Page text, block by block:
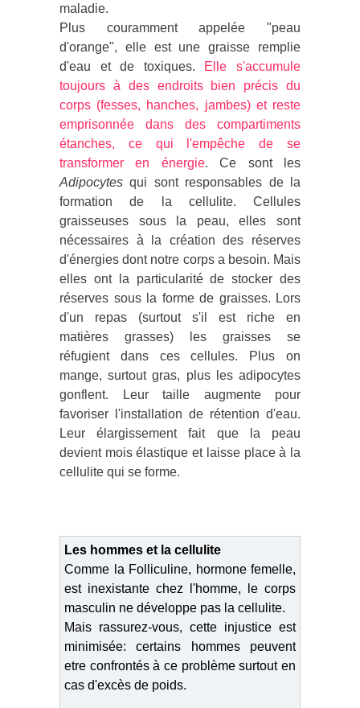
maladie.
Plus couramment appelée "peau
d'orange", elle est une graisse remplie
d'eau et de toxiques. Elle s'accumule
toujours à des endroits bien précis du
corps (fesses, hanches, jambes) et reste
emprisonnée dans des compartiments
étanches, ce qui l'empêche de se
transformer en énergie. Ce sont les
Adipocytes qui sont responsables de la
formation de la cellulite. Cellules
graisseuses sous la peau, elles sont
nécessaires à la création des réserves
d'énergies dont notre corps a besoin. Mais
elles ont la particularité de stocker des
réserves sous la forme de graisses. Lors
d'un repas (surtout s'il est riche en
matières grasses) les graisses se
réfugient dans ces cellules. Plus on
mange, surtout gras, plus les adipocytes
gonflent. Leur taille augmente pour
favoriser l'installation de rétention d'eau.
Leur élargissement fait que la peau
devient mois élastique et laisse place à la
cellulite qui se forme.
Les hommes et la cellulite
Comme la Folliculine, hormone femelle,
est inexistante chez l'homme, le corps
masculin ne développe pas la cellulite.
Mais rassurez-vous, cette injustice est
minimisée: certains hommes peuvent
etre confrontés à ce problème surtout en
cas d'excès de poids.